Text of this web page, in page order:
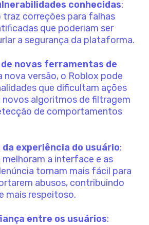
conhecidas:
traz correções para falhas
que poderiam ser
a segurança da plataforma.
novas ferramentas de
nova versão, o Roblox pode
que dificultam ações
novos algoritmos de filtragem
de comportamentos
experiência do usuário:
a interface e as
tornam mais fácil para
abusos, contribuindo
mais respeitoso.
entre os usuários: